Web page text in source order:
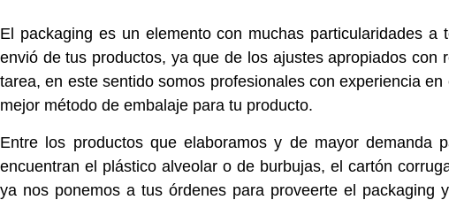
El packaging es un elemento con muchas particularidades
envió de tus productos, ya que de los ajustes apropiados
tarea, en este sentido somos profesionales con experiencia
mejor método de embalaje para tu producto.
Entre los productos que elaboramos y de mayor demanda
encuentran el plástico alveolar o de burbujas, el cartón
ya nos ponemos a tus órdenes para proveerte el